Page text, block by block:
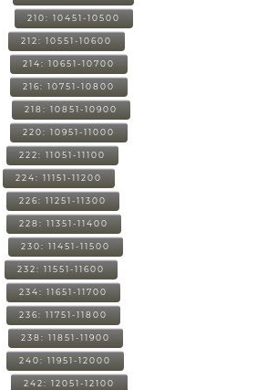
210: 10451-10500
212: 10551-10600
214: 10651-10700
216: 10751-10800
218: 10851-10900
220: 10951-11000
222: 11051-11100
224: 11151-11200
226: 11251-11300
228: 11351-11400
230: 11451-11500
232: 11551-11600
234: 11651-11700
236: 11751-11800
238: 11851-11900
240: 11951-12000
242: 12051-12100